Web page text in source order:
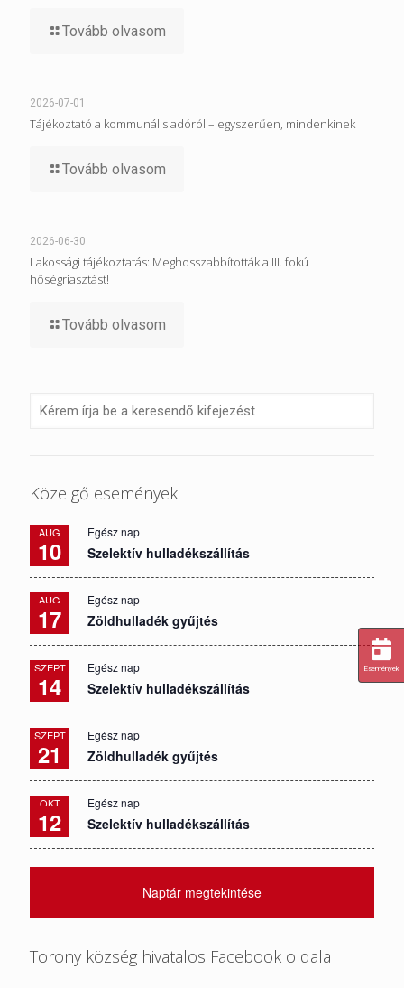
Tovább olvasom
2026-07-01
Tájékoztató a kommunális adóról – egyszerűen, mindenkinek
Tovább olvasom
2026-06-30
Lakossági tájékoztatás: Meghosszabbították a III. fokú
hőségriasztást!
Tovább olvasom
Közelgő események
AUG
10
Egész nap
Szelektív hulladékszállítás
AUG
17
Egész nap
Zöldhulladék gyűjtés
SZEPT
14
Egész nap
Szelektív hulladékszállítás
SZEPT
21
Egész nap
Zöldhulladék gyűjtés
OKT
12
Egész nap
Szelektív hulladékszállítás
Naptár megtekintése
Torony község hivatalos Facebook oldala
Események